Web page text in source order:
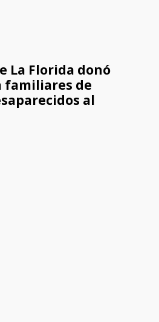
La Florida donó
familiares de
al